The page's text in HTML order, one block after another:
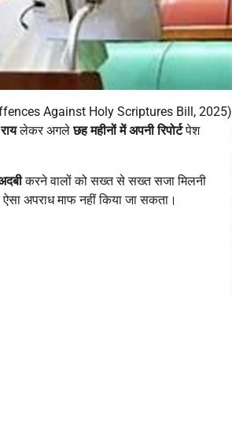
Against Holy Scriptures Bill, 2025)
लेकर अगलेछह महीनों में अपनी रिपोर्टपेश
करने वालों को सख्त से सख्त सजा मिलनी
अपराध माफ नहीं किया जा सकता।